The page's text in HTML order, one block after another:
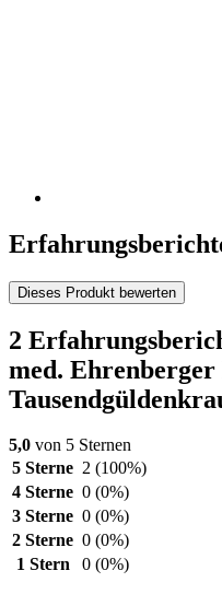
Dieses Produkt bewerten
2
med.
5,0 von 5 Sternen
5 Sterne 2 (100%)
4 Sterne 0 (0%)
3 Sterne 0 (0%)
2 Sterne 0 (0%)
1 Stern
0 (0%)